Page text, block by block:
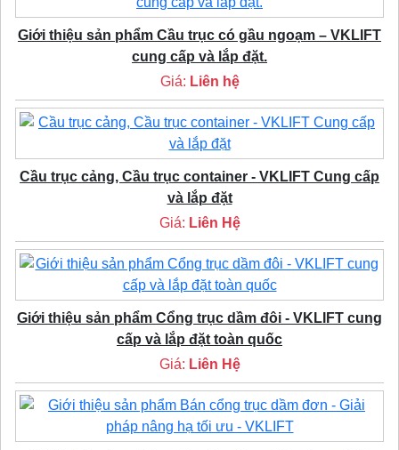
Giới thiệu sản phẩm Cầu trục có gầu ngoạm – VKLIFT
cung cấp và lắp đặt.
Giá: Liên hệ
Cầu trục cảng, Cầu trục container - VKLIFT Cung cấp
và lắp đặt
Giá: Liên Hệ
Giới thiệu sản phẩm Cổng trục dầm đôi - VKLIFT cung
cấp và lắp đặt toàn quốc
Giá: Liên Hệ